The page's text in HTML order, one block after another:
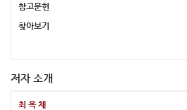
참고문헌
찾아보기
저자 소개
최 옥 채